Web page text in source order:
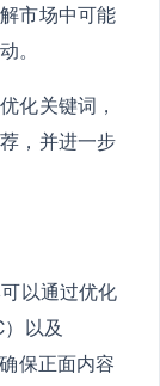
市场中可能
。
化关键词，
，并进一步
以通过优化
以及
保正面内容